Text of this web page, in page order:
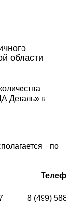
области
Деталь» в
по
8 (499)